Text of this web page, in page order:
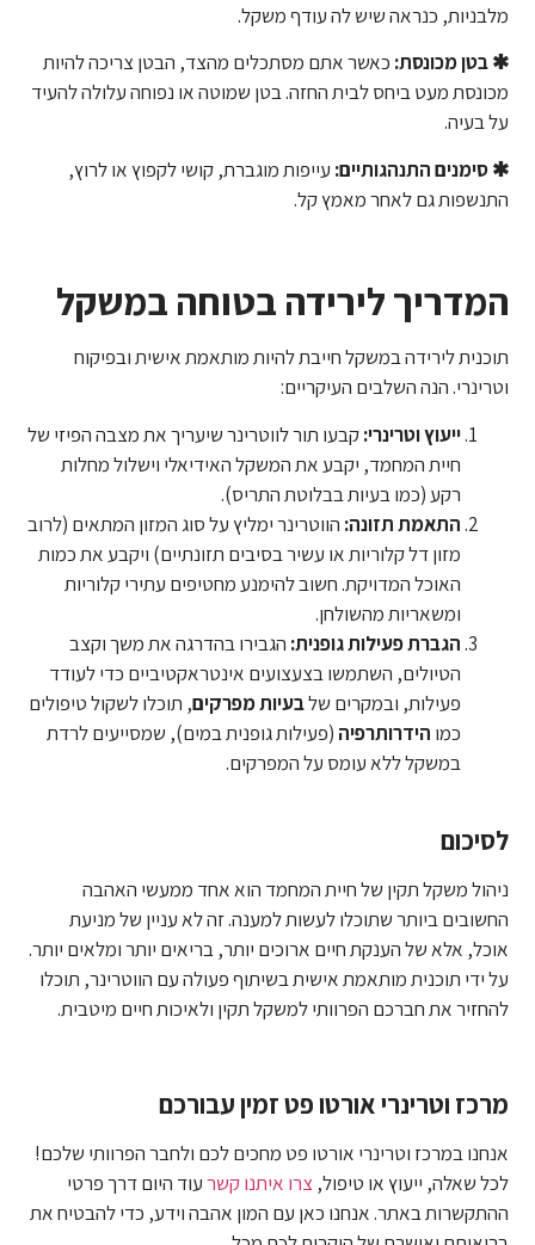
מלבניות, כנראה שיש לה עודף משקל.
✱ בטן מכונסת: כאשר אתם מסתכלים מהצד, הבטן צריכה להיות
מכונסת מעט ביחס לבית החזה. בטן שמוטה או נפוחה עלולה להעיד
על בעיה.
✱ סימנים התנהגותיים: עייפות מוגברת, קושי לקפוץ או לרוץ,
התנשפות גם לאחר מאמץ קל.
המדריך לירידה בטוחה במשקל
תוכנית לירידה במשקל חייבת להיות מותאמת אישית ובפיקוח
וטרינרי. הנה השלבים העיקריים:
ייעוץ וטרינרי:קבעו תור לווטרינר שיעריך את מצבה הפיזי של
חיית המחמד, יקבע את המשקל האידיאלי וישלול מחלות
רקע (כמו בעיות בבלוטת התריס).
התאמת תזונה: הווטרינר ימליץ על סוג המזון המתאים (לרוב
מזון דל קלוריות או עשיר בסיבים תזונתיים) ויקבע את כמות
האוכל המדויקת. חשוב להימנע מחטיפים עתירי קלוריות
ומשאריות מהשולחן.
הגברת פעילות גופנית: הגבירו בהדרגה את משך וקצב
הטיולים, השתמשו בצעצועים אינטראקטיביים כדי לעודד
פעילות, ובמקרים שלבעיות מפרקים, תוכלו לשקול טיפולים
כמו הידרותרפיה (פעילות גופנית במים), שמסייעים לרדת
במשקל ללא עומס על המפרקים.
לסיכום
ניהול משקל תקין של חיית המחמד הוא אחד ממעשי האהבה
החשובים ביותר שתוכלו לעשות למענה. זה לא עניין של מניעת
אוכל, אלא של הענקת חיים ארוכים יותר, בריאים יותר ומלאים יותר.
על ידי תוכנית מותאמת אישית בשיתוף פעולה עם הווטרינר, תוכלו
להחזיר את חברכם הפרוותי למשקל תקין ולאיכות חיים מיטבית.
מרכז וטרינרי אורטו פט זמין עבורכם
אנחנו במרכז וטרינרי אורטו פט מחכים לכם ולחבר הפרוותי שלכם!
לכל שאלה, ייעוץ או טיפול, צרו איתנו קשרעוד היום דרך פרטי
ההתקשרות באתר. אנחנו כאן עם המון אהבה וידע, כדי להבטיח את